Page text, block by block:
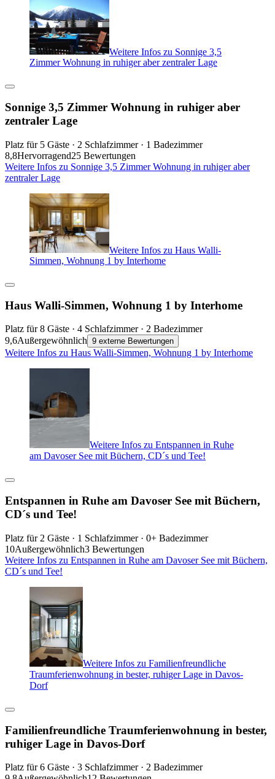
Weitere Infos zu Sonnige 3,5
Zimmer Wohnung in ruhiger aber zentraler Lage
Sonnige 3,5 Zimmer Wohnung in ruhiger aber
zentraler Lage
Platz für 5 Gäste · 2 Schlafzimmer · 1 Badezimmer
8,8Hervorragend25 Bewertungen
Weitere Infos zu Sonnige 3,5 Zimmer Wohnung in ruhiger aber
zentraler Lage
Weitere Infos zu Haus Walli-
Simmen, Wohnung 1 by Interhome
Haus Walli-Simmen, Wohnung 1 by Interhome
Platz für 8 Gäste · 4 Schlafzimmer · 2 Badezimmer
9,6Außergewöhnlich 9 externe Bewertungen
Weitere Infos zu Haus Walli-Simmen, Wohnung 1 by Interhome
Weitere Infos zu Entspannen in Ruhe
am Davoser See mit Büchern, CD´s und Tee!
Entspannen in Ruhe am Davoser See mit Büchern,
CD´s und Tee!
Platz für 2 Gäste · 1 Schlafzimmer · 0+ Badezimmer
10Außergewöhnlich3 Bewertungen
Weitere Infos zu Entspannen in Ruhe am Davoser See mit Büchern,
CD´s und Tee!
Weitere Infos zu Familienfreundliche
Traumferienwohnung in bester, ruhiger Lage in Davos-
Dorf
Familienfreundliche Traumferienwohnung in bester,
ruhiger Lage in Davos-Dorf
Platz für 6 Gäste · 3 Schlafzimmer · 2 Badezimmer